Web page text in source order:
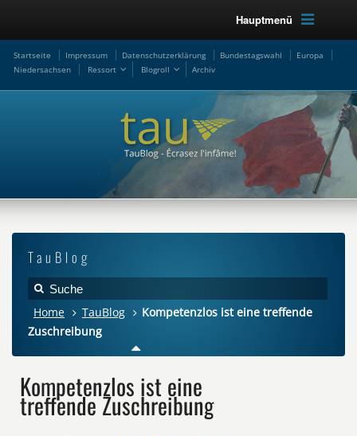
Hauptmenü
Startseite Impressum Datenschutzerklärung Bundestagswahl
Europa
Niedersachsen
Ressort Blogroll Archiv
TauBlog
Home TauBlog
Kompetenzlos ist eine treffende
Zuschreibung
Kompetenzlos ist eine
treffende Zuschreibung